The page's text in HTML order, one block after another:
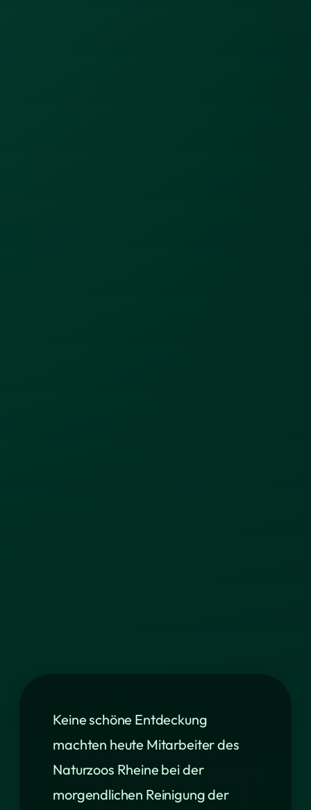
Keine schöne Entdeckung
machten heute Mitarbeiter des
Naturzoos Rheine bei der
morgendlichen Reinigung der